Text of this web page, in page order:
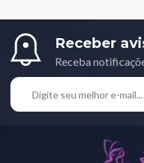
Receber
Receba